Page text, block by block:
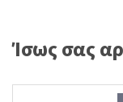
Ίσως σας